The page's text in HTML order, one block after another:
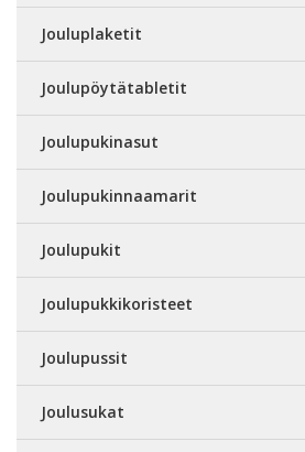
Jouluplaketit
Joulupöytätabletit
Joulupukinasut
Joulupukinnaamarit
Joulupukit
Joulupukkikoristeet
Joulupussit
Joulusukat